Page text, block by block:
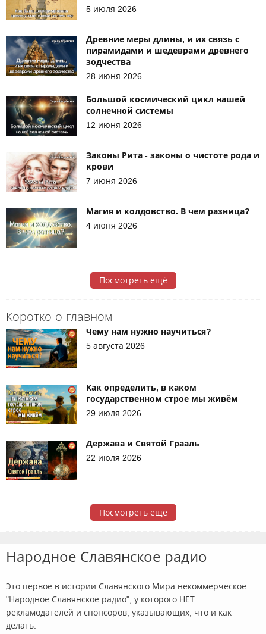
Коротко о главном
Чему нам нужно научиться?
5 августа 2026
Как определить, в каком
государственном строе мы живём
29 июля 2026
Держава и Святой Грааль
22 июля 2026
Посмотреть ещё
5 июля 2026
Древние меры длины, и их связь с
пирамидами и шедеврами древнего
зодчества
28 июня 2026
Большой космический цикл нашей
солнечной системы
12 июня 2026
Законы Рита - законы о чистоте рода и
крови
7 июня 2026
Магия и колдовство. В чем разница?
4 июня 2026
Посмотреть ещё
Народное Славянское радио
Это первое в истории Славянского Мира некоммерческое
"Народное Славянское радио", у которого НЕТ
рекламодателей и спонсоров, указывающих, что и как
делать.